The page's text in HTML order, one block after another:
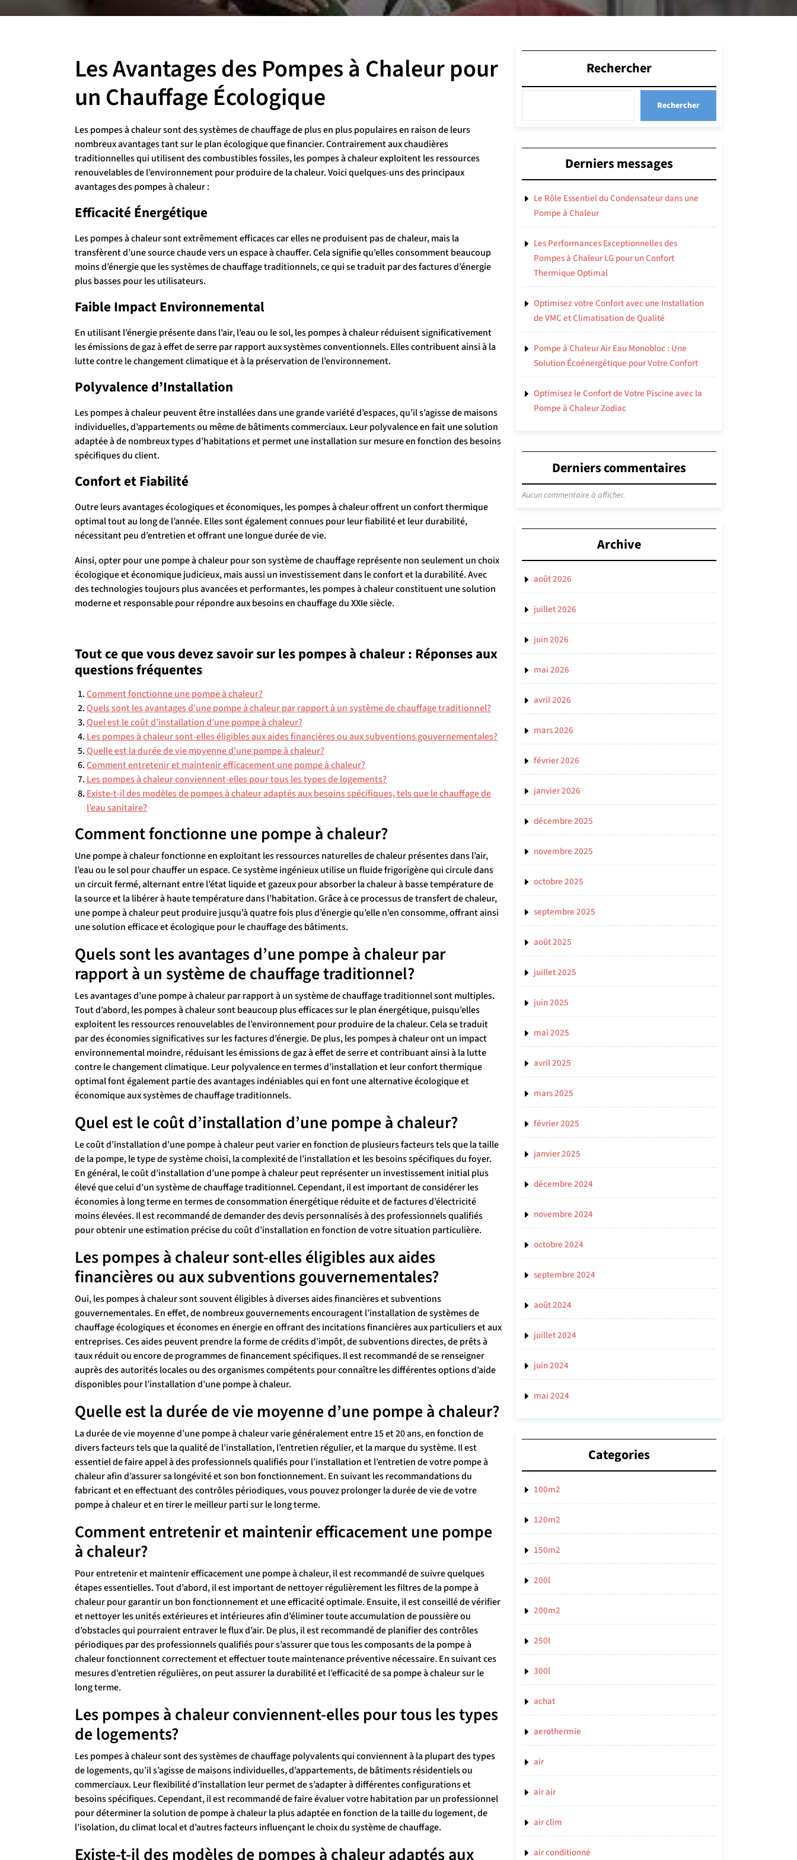
Les Avantages des Pompes à Chaleur pour
un Chauffage Écologique
Les pompes à chaleur sont des systèmes de chauffage de plus en plus populaires en raison de leurs
nombreux avantages tant sur le plan écologique que financier. Contrairement aux chaudières
traditionnelles qui utilisent des combustibles fossiles, les pompes à chaleur exploitent les ressources
renouvelables de l’environnement pour produire de la chaleur. Voici quelques-uns des principaux
avantages des pompes à chaleur :
Efficacité Énergétique
Les pompes à chaleur sont extrêmement efficaces car elles ne produisent pas de chaleur, mais la
transfèrent d’une source chaude vers un espace à chauffer. Cela signifie qu’elles consomment beaucoup
moins d’énergie que les systèmes de chauffage traditionnels, ce qui se traduit par des factures d’énergie
plus basses pour les utilisateurs.
Faible Impact Environnemental
En utilisant l’énergie présente dans l’air, l’eau ou le sol, les pompes à chaleur réduisent significativement
les émissions de gaz à effet de serre par rapport aux systèmes conventionnels. Elles contribuent ainsi à la
lutte contre le changement climatique et à la préservation de l’environnement.
Polyvalence d’Installation
Les pompes à chaleur peuvent être installées dans une grande variété d’espaces, qu’il s’agisse de maisons
individuelles, d’appartements ou même de bâtiments commerciaux. Leur polyvalence en fait une solution
adaptée à de nombreux types d’habitations et permet une installation sur mesure en fonction des besoins
spécifiques du client.
Confort et Fiabilité
Outre leurs avantages écologiques et économiques, les pompes à chaleur offrent un confort thermique
optimal tout au long de l’année. Elles sont également connues pour leur fiabilité et leur durabilité,
nécessitant peu d’entretien et offrant une longue durée de vie.
Ainsi, opter pour une pompe à chaleur pour son système de chauffage représente non seulement un choix
écologique et économique judicieux, mais aussi un investissement dans le confort et la durabilité. Avec
des technologies toujours plus avancées et performantes, les pompes à chaleur constituent une solution
moderne et responsable pour répondre aux besoins en chauffage du XXIe siècle.
Tout ce que vous devez savoir sur les pompes à chaleur : Réponses aux
questions fréquentes
Comment fonctionne une pompe à chaleur?
Quels sont les avantages d’une pompe à chaleur par rapport à un système de chauffage traditionnel?
Quel est le coût d’installation d’une pompe à chaleur?
Les pompes à chaleur sont-elles éligibles aux aides financières ou aux subventions gouvernementales?
Quelle est la durée de vie moyenne d’une pompe à chaleur?
Comment entretenir et maintenir efficacement une pompe à chaleur?
Les pompes à chaleur conviennent-elles pour tous les types de logements?
Existe-t-il des modèles de pompes à chaleur adaptés aux besoins spécifiques, tels que le chauffage de
l’eau sanitaire?
Comment fonctionne une pompe à chaleur?
Une pompe à chaleur fonctionne en exploitant les ressources naturelles de chaleur présentes dans l’air,
l’eau ou le sol pour chauffer un espace. Ce système ingénieux utilise un fluide frigorigène qui circule dans
un circuit fermé, alternant entre l’état liquide et gazeux pour absorber la chaleur à basse température de
la source et la libérer à haute température dans l’habitation. Grâce à ce processus de transfert de chaleur,
une pompe à chaleur peut produire jusqu’à quatre fois plus d’énergie qu’elle n’en consomme, offrant ainsi
une solution efficace et écologique pour le chauffage des bâtiments.
Quels sont les avantages d’une pompe à chaleur par
rapport à un système de chauffage traditionnel?
Les avantages d’une pompe à chaleur par rapport à un système de chauffage traditionnel sont multiples.
Tout d’abord, les pompes à chaleur sont beaucoup plus efficaces sur le plan énergétique, puisqu’elles
exploitent les ressources renouvelables de l’environnement pour produire de la chaleur. Cela se traduit
par des économies significatives sur les factures d’énergie. De plus, les pompes à chaleur ont un impact
environnemental moindre, réduisant les émissions de gaz à effet de serre et contribuant ainsi à la lutte
contre le changement climatique. Leur polyvalence en termes d’installation et leur confort thermique
optimal font également partie des avantages indéniables qui en font une alternative écologique et
économique aux systèmes de chauffage traditionnels.
Quel est le coût d’installation d’une pompe à chaleur?
Le coût d’installation d’une pompe à chaleur peut varier en fonction de plusieurs facteurs tels que la taille
de la pompe, le type de système choisi, la complexité de l’installation et les besoins spécifiques du foyer.
En général, le coût d’installation d’une pompe à chaleur peut représenter un investissement initial plus
élevé que celui d’un système de chauffage traditionnel. Cependant, il est important de considérer les
économies à long terme en termes de consommation énergétique réduite et de factures d’électricité
moins élevées. Il est recommandé de demander des devis personnalisés à des professionnels qualifiés
pour obtenir une estimation précise du coût d’installation en fonction de votre situation particulière.
Les pompes à chaleur sont-elles éligibles aux aides
financières ou aux subventions gouvernementales?
Oui, les pompes à chaleur sont souvent éligibles à diverses aides financières et subventions
gouvernementales. En effet, de nombreux gouvernements encouragent l’installation de systèmes de
chauffage écologiques et économes en énergie en offrant des incitations financières aux particuliers et aux
entreprises. Ces aides peuvent prendre la forme de crédits d’impôt, de subventions directes, de prêts à
taux réduit ou encore de programmes de financement spécifiques. Il est recommandé de se renseigner
auprès des autorités locales ou des organismes compétents pour connaître les différentes options d’aide
disponibles pour l’installation d’une pompe à chaleur.
Quelle est la durée de vie moyenne d’une pompe à chaleur?
La durée de vie moyenne d’une pompe à chaleur varie généralement entre 15 et 20 ans, en fonction de
divers facteurs tels que la qualité de l’installation, l’entretien régulier, et la marque du système. Il est
essentiel de faire appel à des professionnels qualifiés pour l’installation et l’entretien de votre pompe à
chaleur afin d’assurer sa longévité et son bon fonctionnement. En suivant les recommandations du
fabricant et en effectuant des contrôles périodiques, vous pouvez prolonger la durée de vie de votre
pompe à chaleur et en tirer le meilleur parti sur le long terme.
Comment entretenir et maintenir efficacement une pompe
à chaleur?
Pour entretenir et maintenir efficacement une pompe à chaleur, il est recommandé de suivre quelques
étapes essentielles. Tout d’abord, il est important de nettoyer régulièrement les filtres de la pompe à
chaleur pour garantir un bon fonctionnement et une efficacité optimale. Ensuite, il est conseillé de vérifier
et nettoyer les unités extérieures et intérieures afin d’éliminer toute accumulation de poussière ou
d’obstacles qui pourraient entraver le flux d’air. De plus, il est recommandé de planifier des contrôles
périodiques par des professionnels qualifiés pour s’assurer que tous les composants de la pompe à
chaleur fonctionnent correctement et effectuer toute maintenance préventive nécessaire. En suivant ces
mesures d’entretien régulières, on peut assurer la durabilité et l’efficacité de sa pompe à chaleur sur le
long terme.
Les pompes à chaleur conviennent-elles pour tous les types
de logements?
Les pompes à chaleur sont des systèmes de chauffage polyvalents qui conviennent à la plupart des types
de logements, qu’il s’agisse de maisons individuelles, d’appartements, de bâtiments résidentiels ou
commerciaux. Leur flexibilité d’installation leur permet de s’adapter à différentes configurations et
besoins spécifiques. Cependant, il est recommandé de faire évaluer votre habitation par un professionnel
pour déterminer la solution de pompe à chaleur la plus adaptée en fonction de la taille du logement, de
l’isolation, du climat local et d’autres facteurs influençant le choix du système de chauffage.
Existe-t-il des modèles de pompes à chaleur adaptés aux
Rechercher
Rechercher
Derniers messages
Le Rôle Essentiel du Condensateur dans une
Pompe à Chaleur
Les Performances Exceptionnelles des
Pompes à Chaleur LG pour un Confort
Thermique Optimal
Optimisez votre Confort avec une Installation
de VMC et Climatisation de Qualité
Pompe à Chaleur Air Eau Monobloc : Une
Solution Écoénergétique pour Votre Confort
Optimisez le Confort de Votre Piscine avec la
Pompe à Chaleur Zodiac
Derniers commentaires
Aucun commentaire à afficher.
Archive
août 2026
juillet 2026
juin 2026
mai 2026
avril 2026
mars 2026
février 2026
janvier 2026
décembre 2025
novembre 2025
octobre 2025
septembre 2025
août 2025
juillet 2025
juin 2025
mai 2025
avril 2025
mars 2025
février 2025
janvier 2025
décembre 2024
novembre 2024
octobre 2024
septembre 2024
août 2024
juillet 2024
juin 2024
mai 2024
Categories
100m2
120m2
150m2
200l
200m2
250l
300l
achat
aerothermie
air
air air
air clim
air conditionné